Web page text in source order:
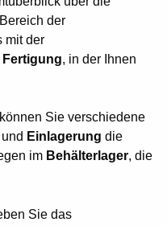
der
mit der
, in der Ihnen
Sie verschiedene
und Einlagerung die
im Behälterlager, die
Sie das